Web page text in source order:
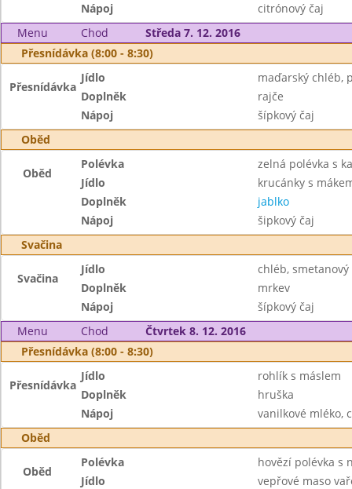
Nápoj
citrónový čaj
Menu
Chod
Středa 7. 12. 2016
Přesnídávka (8:00 - 8:30)
Přesnídávka
Jídlo
maďarský chléb,
Doplněk
rajče
Nápoj
šípkový čaj
Oběd
Oběd
Polévka
zelná polévka s
Jídlo
krucánky s
Doplněk
jablko
Nápoj
šipkový čaj
Svačina
Svačina
Jídlo
chléb, smetanový
Doplněk
mrkev
Nápoj
šípkový čaj
Menu
Chod
Čtvrtek 8. 12. 2016
Přesnídávka (8:00 - 8:30)
Přesnídávka
Jídlo
rohlík s máslem
Doplněk
hruška
Nápoj
vanilkové mléko,
Oběd
Oběd
Polévka
hovězí polévka s
Jídlo
vepřové maso